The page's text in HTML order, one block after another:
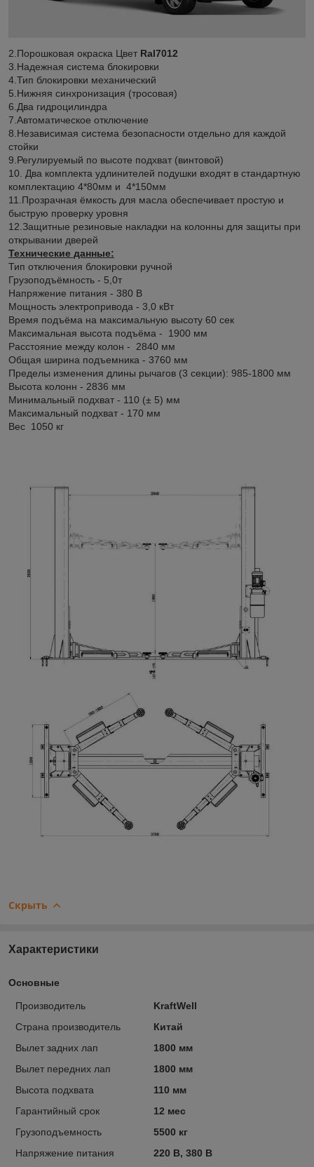
2.Порошковая окраска Цвет Ral7012
3.Надежная система блокировки
4.Тип блокировки механический
5.Нижняя синхронизация (тросовая)
6.Два гидроцилиндра
7.Автоматическое отключение
8.Независимая система безопасности отдельно для каждой
стойки
9.Регулируемый по высоте подхват (винтовой)
10. Два комплекта удлинителей подушки входят в стандартную
комплектацию 4*80мм и 4*150мм
11.Прозрачная ёмкость для масла обеспечивает простую и
быструю проверку уровня
12.Защитные резиновые накладки на колонны для защиты при
открывании дверей
Технические данные:
Тип отключения блокировки ручной
Грузоподъёмность - 5,0т
Напряжение питания - 380 В
Мощность электропривода - 3,0 кВт
Время подъёма на максимальную высоту 60 сек
Максимальная высота подъёма - 1900 мм
Расстояние между колон - 2840 мм
Общая ширина подъемника - 3760 мм
Пределы изменения длины рычагов (3 секции): 985-1800 мм
Высота колонн - 2836 мм
Минимальный подхват - 110 (± 5) мм
Максимальный подхват - 170 мм
Вес 1050 кг
Скрыть
Характеристики
Основные
Производитель
KraftWell
Страна производитель
Китай
Вылет задних лап
1800 мм
Вылет передних лап
1800 мм
Высота подхвата
110 мм
Гарантийный срок
12 мес
Грузоподъемность
5500 кг
Напряжение питания
220 В, 380 В